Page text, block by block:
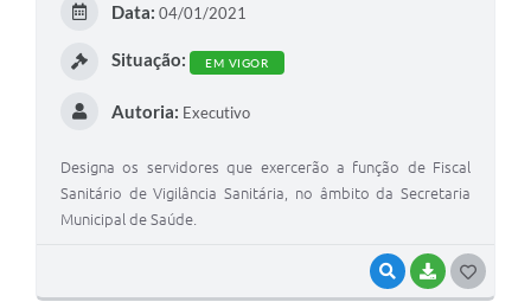
VISUALIZAR
BAIXAR
Data: 04/01/2021
Situação: EM VIGOR
Autoria: Executivo
Designa os servidores que exercerão a função de Fiscal
Sanitário de Vigilância Sanitária, no âmbito da Secretaria
Municipal de Saúde.